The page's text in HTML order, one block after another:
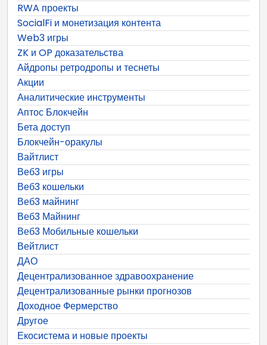
RWA проекты
SocialFi и монетизация контента
Web3 игры
ZK и OP доказательства
Айдропы ретродропы и теснеты
Акции
Аналитические инструменты
Аптос Блокчейн
Бета доступ
Блокчейн-оракулы
Вайтлист
Веб3 игры
Веб3 кошельки
Веб3 майнинг
Веб3 Майнинг
Веб3 Мобильные кошельки
Вейтлист
ДАО
Децентрализованное здравоохранение
Децентрализованные рынки прогнозов
Доходное Фермерство
Другое
Екосистема и новые проекты